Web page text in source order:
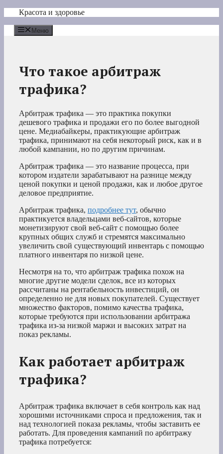
Перейти
содержимому
Красота и здоровье
Меню
Что такое арбитраж
трафика?
Арбитраж трафика — это практика покупки
дешевого трафика и продажи его по более выгодной
цене. Медиабайкеры, практикующие арбитраж
трафика, принимают на себя некоторый риск, как и в
любой кампании, но по другим причинам.
Арбитраж трафика — это название процесса, при
котором издатели зарабатывают на разнице между
ценой покупки и ценой продажи, как и любое другое
деловое предприятие.
Арбитраж трафика, подробнее тут, обычно
практикуется владельцами веб-сайтов, которые
монетизируют свой веб-сайт с помощью более
крупных общих служб и стремятся максимально
увеличить свой существующий инвентарь с помощью
платного инвентаря по низкой цене.
Несмотря на то, что арбитраж трафика похож на
многие другие модели сделок, все из которых
рассчитаны на рентабельность инвестиций, он
определенно не для новых покупателей. Существует
множество факторов, помимо качества трафика,
которые требуются при использовании арбитража
трафика из-за низкой маржи и высоких затрат на
показ рекламы.
Как работает арбитраж
трафика?
Арбитраж трафика включает в себя контроль как над
хорошими источниками спроса и предложения, так и
над технологией показа рекламы, чтобы заставить ее
работать. Для проведения кампаний по арбитражу
трафика потребуется: